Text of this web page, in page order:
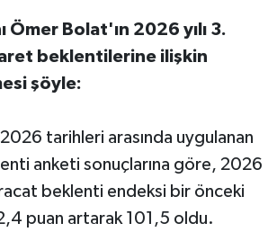
Ömer Bolat'ın 2026 yılı 3.
beklentilerine ilişkin
şöyle:
tarihleri arasında uygulanan
anketi sonuçlarına göre, 2026
beklenti endeksi bir önceki
puan artarak 101,5 oldu.